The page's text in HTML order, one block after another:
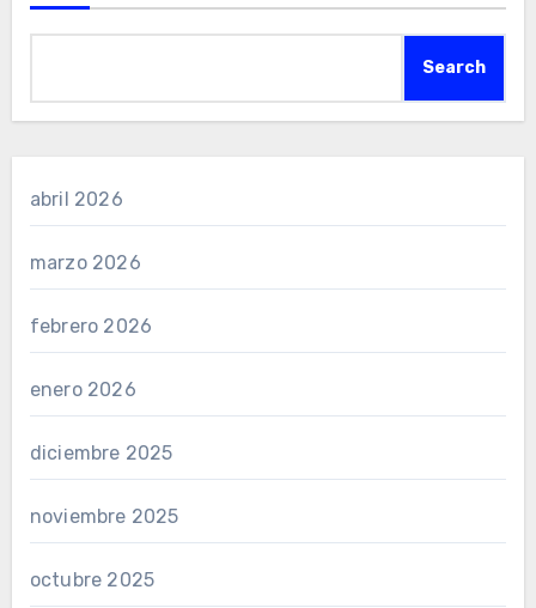
Search
abril 2026
marzo 2026
febrero 2026
enero 2026
diciembre 2025
noviembre 2025
octubre 2025